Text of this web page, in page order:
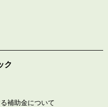
ク
補助金について